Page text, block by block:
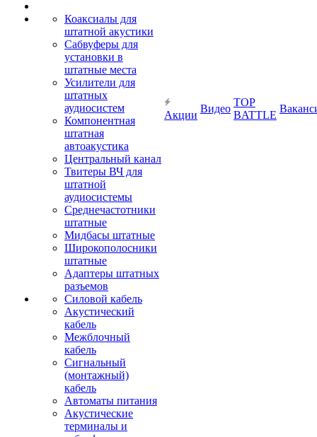
Коаксиалы для
штатной акустики
Сабвуферы для
установки в
штатные места
Усилители для
штатных
аудиосистем
Компонентная
штатная
автоакустика
Центральный канал
Твитеры ВЧ для
штатной
аудиосистемы
Среднечастотники
штатные
Мидбасы штатные
Широкополосники
штатные
Адаптеры штатных
разъемов
Силовой кабель
Акустический
кабель
Межблочный
кабель
Сигнальный
(монтажный)
кабель
Автоматы питания
Акустические
терминалы и
Акции
Видео
TOP
BATTLE